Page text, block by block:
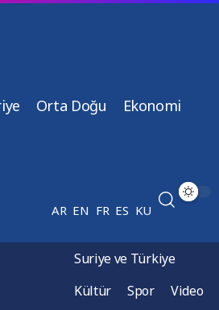
Orta Doğu Ekonomi
AR EN FR ES KU
Suriye ve Türkiye
Kültür
Spor
Video